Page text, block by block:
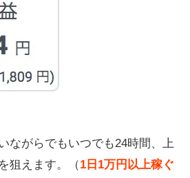
ながらでもいつでも24時間、上
狙えます。（1日1万円以上稼ぐ